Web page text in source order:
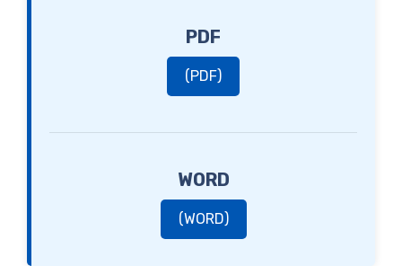
PDF
(PDF)
WORD
(WORD)